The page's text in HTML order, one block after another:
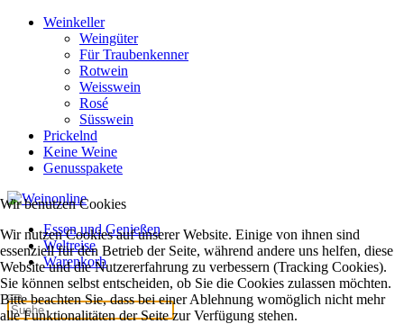
Weinkeller
Weingüter
Für Traubenkenner
Rotwein
Weisswein
Rosé
Süsswein
Prickelnd
Keine Weine
Genusspakete
Essen und Genießen
Weltreise
Warenkorb
Wir benutzen Cookies
Wir nutzen Cookies auf unserer Website. Einige von ihnen sind
essenziell für den Betrieb der Seite, während andere uns helfen, diese
Website und die Nutzererfahrung zu verbessern (Tracking Cookies).
Sie können selbst entscheiden, ob Sie die Cookies zulassen möchten.
Bitte beachten Sie, dass bei einer Ablehnung womöglich nicht mehr
alle Funktionalitäten der Seite zur Verfügung stehen.